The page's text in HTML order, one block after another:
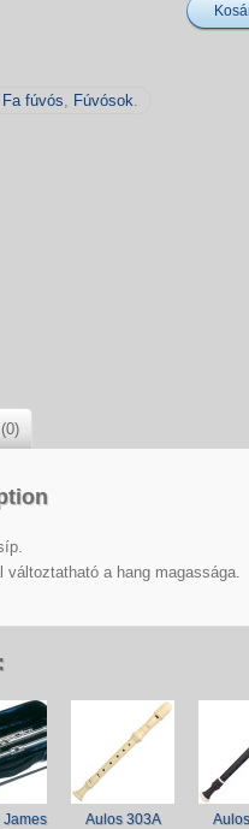
Fa fúvós, Fúvósok.
a hang magassága.
James
Aulos 303A